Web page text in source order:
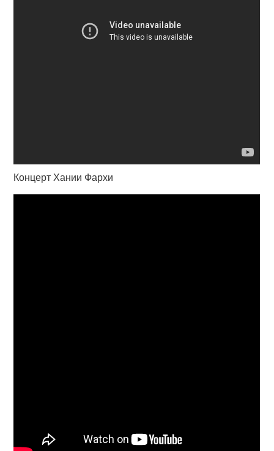
Концерт Хании Фархи